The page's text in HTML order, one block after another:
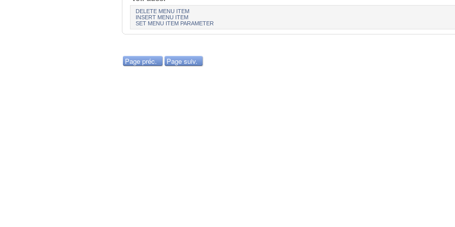
DELETE MENU ITEM
INSERT MENU ITEM
SET MENU ITEM PARAMETER
Page préc. Page suiv.